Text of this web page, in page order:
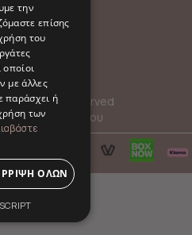
| All rights reserved
Απορρήτου
την
επίσης
του
με άλλες
παράσχει ή
των
ΌΛΩΝ